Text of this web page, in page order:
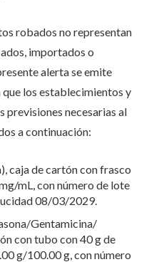
robados no representan
importados o
alerta se emite
los establecimientos y
previsiones necesarias al
a continuación:
caja de cartón con frasco
mL, con número de lote
08/03/2029.
Gentamicina/
con tubo con 40 g de
g/100.00 g, con número